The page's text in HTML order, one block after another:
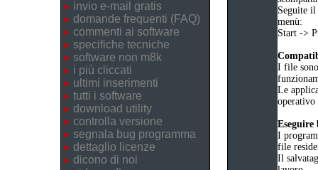
invio e-mail gratis
domande frequenti (FAQ)
commenti ai software
specifiche tecniche
software non m8k
i più cliccati
ultimi inserimenti
tutti i software
download utility
controlla versione
segnala bug programma
dettaglio licenze
dicono di noi
Seguite
menù:
Start ->
I file
Le
operativo
I
file
Il